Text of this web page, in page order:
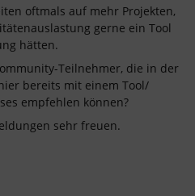
oftmals auf mehr Projekten,
gerne ein Tool
hätten.
Teilnehmer, die in der
bereits mit einem Tool/
empfehlen können?
sehr freuen.